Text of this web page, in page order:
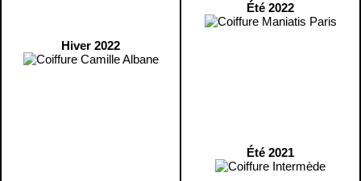
Hiver 2022
Été 2022
Été 2021